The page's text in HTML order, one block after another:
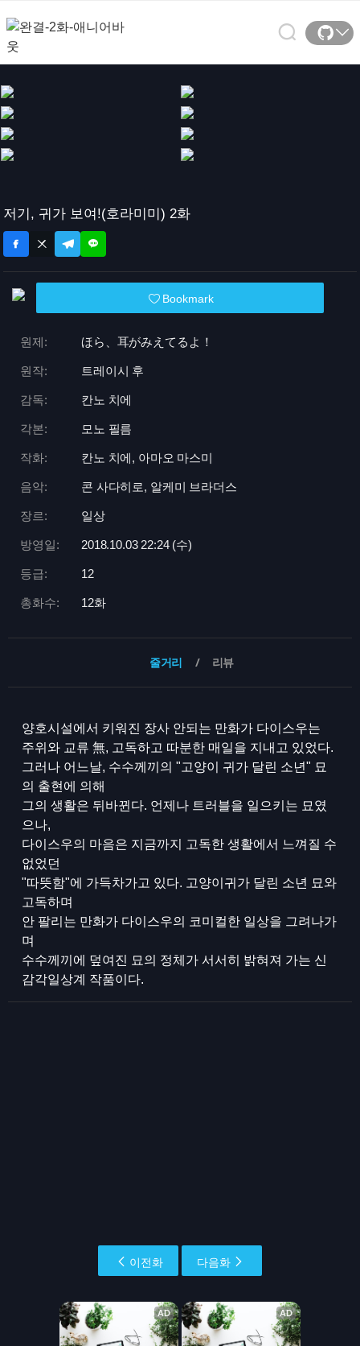
저기, 귀가 보여!(호라미미) 2화
Bookmark
원제: ほら、耳がみえてるよ！
원작: 트레이시 후
감독: 칸노 치에
각본: 모노 필름
작화: 칸노 치에, 아마오 마스미
음악: 콘 사다히로, 알케미 브라더스
장르: 일상
방영일: 2018.10.03 22:24 (수)
등급: 12
총화수: 12화
줄거리 리뷰
양호시설에서 키워진 장사 안되는 만화가 다이스우는
주위와 교류 無, 고독하고 따분한 매일을 지내고 있었다.
그러나 어느날, 수수께끼의 "고양이 귀가 달린 소년" 묘
의 출현에 의해
그의 생활은 뒤바뀐다. 언제나 트러블을 일으키는 묘였
으나,
다이스우의 마음은 지금까지 고독한 생활에서 느껴질 수
없었던
"따뜻함"에 가득차가고 있다. 고양이귀가 달린 소년 묘와
고독하며
안 팔리는 만화가 다이스우의 코미컬한 일상을 그려나가
며
수수께끼에 덮여진 묘의 정체가 서서히 밝혀져 가는 신
감각일상계 작품이다.
이전화 다음화